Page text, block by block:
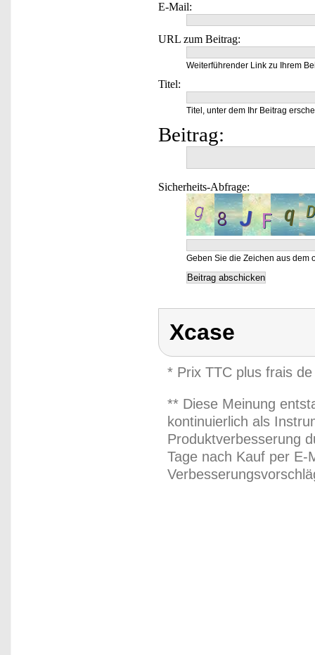
E-Mail:
URL zum Beitrag:
Weiterführender Link zu Ihrem
Titel:
Titel, unter dem Ihr Beitrag
Beitrag:
Sicherheits-Abfrage:
Geben Sie die Zeichen aus dem
Xcase
* Prix TTC plus frais
** Diese Meinung
kontinuierlich als
Produktverbesserung
Tage nach Kauf per E-